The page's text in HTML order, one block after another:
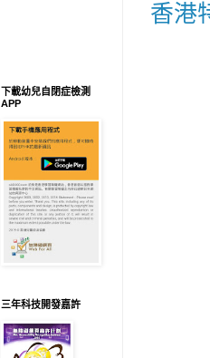
香港
下載幼兒自閉症檢測
APP
三年科技開發嘉許